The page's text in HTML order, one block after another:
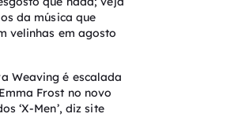
da música que
velinhas em agosto
Weaving é escalada
Frost no novo
‘X-Men’, diz site